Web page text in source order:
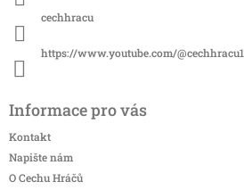
cechhracu
https://www.youtube.com/@cechhracu1
Informace pro vás
Kontakt
Napište nám
O Cechu Hráčů